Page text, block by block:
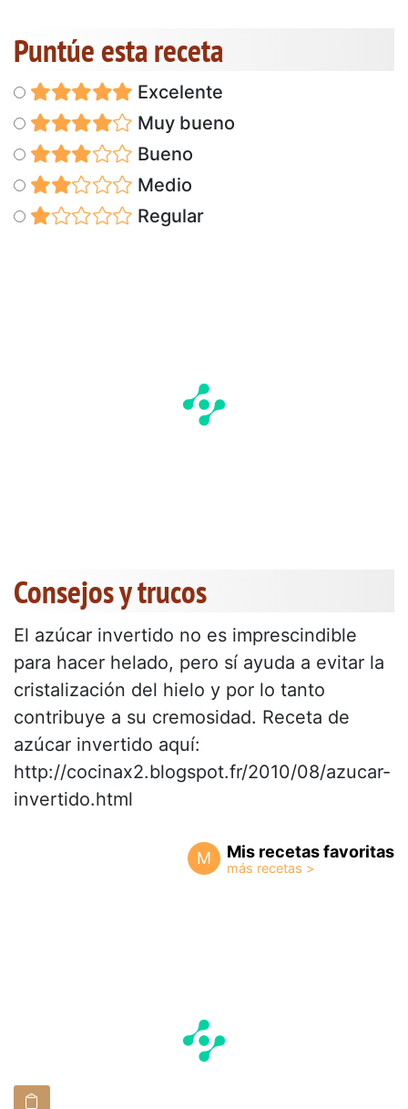
Puntúe esta receta
Excelente
Muy bueno
Bueno
Medio
Regular
Consejos y trucos
El azúcar invertido no es imprescindible
para hacer helado, pero sí ayuda a evitar la
cristalización del hielo y por lo tanto
contribuye a su cremosidad. Receta de
azúcar invertido aquí:
http://cocinax2.blogspot.fr/2010/08/azucar-
invertido.html
M Mis recetas favoritas